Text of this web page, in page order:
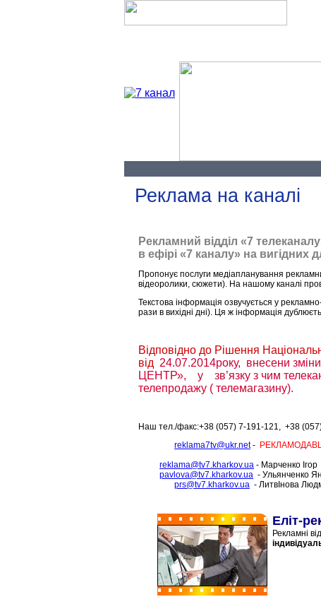
Реклама на каналі
Рекламний відділ «7
в ефірі «7 каналу» на вигідних
Пропонує послуги медіапланування
відеоролики, сюжети). На нашому каналі
Текстова інформація озвучується у
рази в вихідні дні). Ця ж інформація
Відповідно до Рішення
від 24.07.2014року, внесени
ЦЕНТР», у зв’язку з чим
телепродажу ( телемагазину).
Наш тел./факс:+38 (057) 7-191-121, +38
reklama7tv@ukr.net-
reklama@tv7.kharkov.ua - Марченко Ігор
pavlova@tv7.kharkov.ua - Ульянченко
prs@tv7.kharkov.ua - ЛитвІнова
Еліт-
Рекламні